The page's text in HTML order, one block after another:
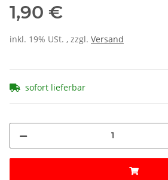
1,90 €
inkl. 19% USt. , zzgl. Versand
sofort lieferbar